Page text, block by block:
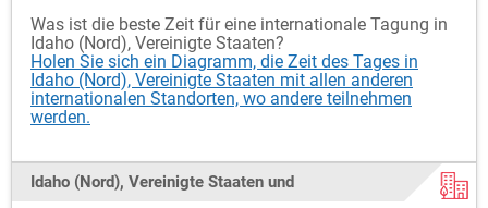
Was ist die beste Zeit für eine internationale Tagung in
Idaho (Nord), Vereinigte Staaten?
Holen Sie sich ein Diagramm, die Zeit des Tages in
Idaho (Nord), Vereinigte Staaten mit allen anderen
internationalen Standorten, wo andere teilnehmen
werden.
Idaho (Nord), Vereinigte Staaten und